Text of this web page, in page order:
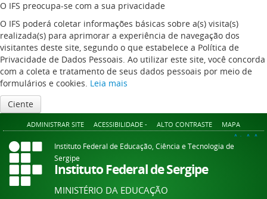
O IFS preocupa-se com a sua privacidade
O IFS poderá coletar informações básicas sobre a(s) visita(s)
realizada(s) para aprimorar a experiência de navegação dos
visitantes deste site, segundo o que estabelece a Política de
Privacidade de Dados Pessoais. Ao utilizar este site, você concorda
com a coleta e tratamento de seus dados pessoais por meio de
formulários e cookies. Leia mais
Ciente
ADMINISTRAR SITE ACESSIBILIDADE - ALTO CONTRASTE MAPA
A+ A A-
Instituto Federal de Educação, Ciência e Tecnologia de
Sergipe
Instituto Federal de Sergipe
MINISTÉRIO DA EDUCAÇÃO